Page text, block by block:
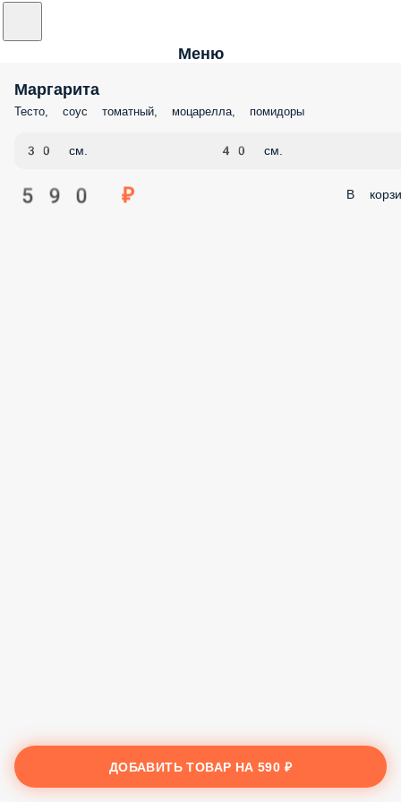
Меню
Маргарита
Тесто, соус томатный, моцарелла, помидоры
30 см. 40 см.
590 ₽ В
ДОБАВИТЬ ТОВАР НА590 ₽